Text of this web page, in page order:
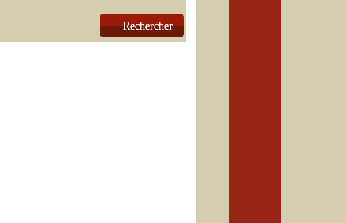
Rechercher